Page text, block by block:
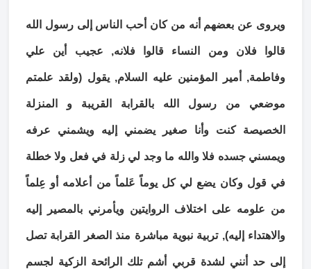
ويروى عن بعضهم أنه من كان أحب الناس إلى رسول الله
قالوا فلان ومن النساء قالوا فلانه, عجيب أين علي
وفاطمة, أمير المؤمنين عليه السلام, يقول (ولقد علمتم
موضعي من رسول الله بالقرابة القريبة و المنزلة
الخصيصة كنت وأنا صغير يضمني إليه ويشمني عرفه
ويمسني جسده فلا والله ما وجد لي زلة في فعل ولا خطلة
في قول وكان يضع لي كل يوماً عَلماً من أعلامه أو عِلماً
من علومه على اختلاف الروايتين ويأمرني بالمصير إليه
والاهتداء إليه), تربية نبوية مباشرة منذ الصغر القرابة تصل
إلى حد أنني لشدة قربي أشم تلك الرائحة الزكية لجسم